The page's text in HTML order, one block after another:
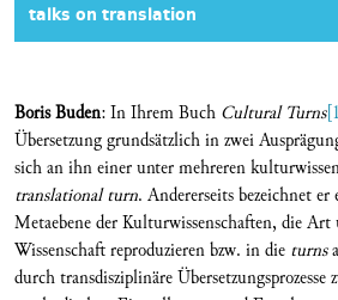
talks on translation
Boris Buden: In Ihrem Buch Cultural Turns
Übersetzung grundsätzlich in zwei
sich an ihn einer unter mehreren
translational turn. Andererseits bezeichnet
Metaebene der Kulturwissenschaften, die Art
Wissenschaft reproduzieren bzw. in die turns
durch transdisziplinäre Übersetzungsprozesse